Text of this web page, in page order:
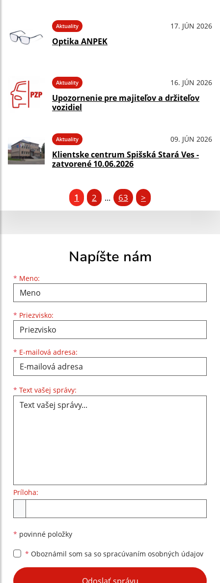
Aktuality 17. JÚN 2026
Optika ANPEK
Aktuality 16. JÚN 2026
Upozornenie pre majiteľov a držiteľov
vozidiel
Aktuality 09. JÚN 2026
Klientske centrum Spišská Stará Ves -
zatvorené 10.06.2026
1 2 ... 63 >
Napíšte nám
* Meno:
Meno
* Priezvisko:
Priezvisko
* E-mailová adresa:
E-mailová adresa
* Text vašej správy:
Príloha:
* povinné položky
* Oboznámil som sa so spracúvaním osobných údajov
Google reCaptcha Response